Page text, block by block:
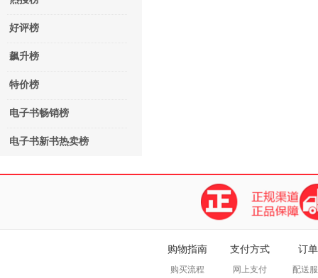
好评榜
飙升榜
特价榜
电子书畅销榜
电子书新书热卖榜
购物指南
购买流程
支付方式
网上支付
订
配送